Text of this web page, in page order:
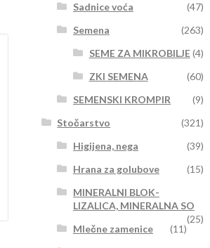
Sadnice voća
(47)
Semena
(263)
SEME ZA MIKROBILJE(4)
ZKI SEMENA
(60)
SEMENSKI KROMPIR
(9)
Stočarstvo
(321)
Higijena, nega
(39)
Hrana za golubove
(15)
MINERALNI BLOK-
LIZALICA, MINERALNA SO
(25)
Mlečne zamenice
(11)